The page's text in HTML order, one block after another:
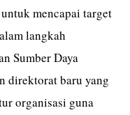
mencapai target
langkah
Sumber Daya
direktorat baru yang
organisasi guna